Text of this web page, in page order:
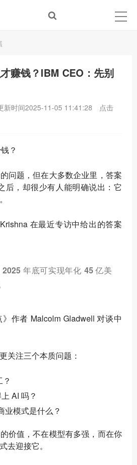
赚钱？IBM CEO：先别
新时间2025-11-05 11:41:28
点击
？
问题，但在大多数企业里，答案
后，却很少有人能明确说出：它
在最近专访中给出的答案
年底可实现年化 45 亿美
作者 Malcolm Gladwell 对谈中
关注三个本质问题：
AI 吗？
业模式是什么？
价值，不在模型有多强，而在你
去迎接它。